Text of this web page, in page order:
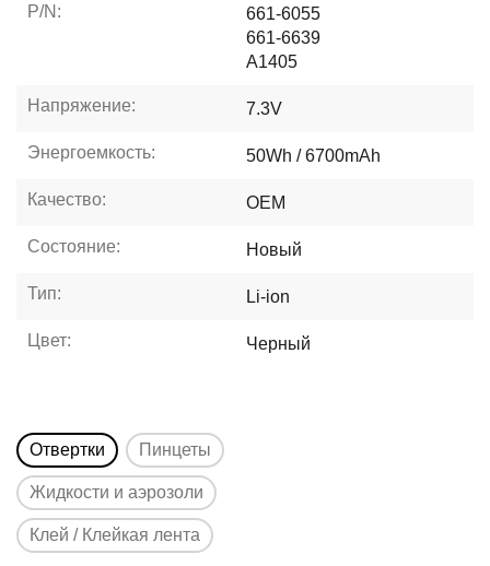
P/N:
661-6055
661-6639
A1405
Напряжение: 7.3V
Энергоемкость: 50Wh / 6700mAh
Качество: OEM
Состояние: Новый
Тип: Li-ion
Цвет: Черный
Отвертки Пинцеты
Жидкости и аэрозоли
Клей / Клейкая лента